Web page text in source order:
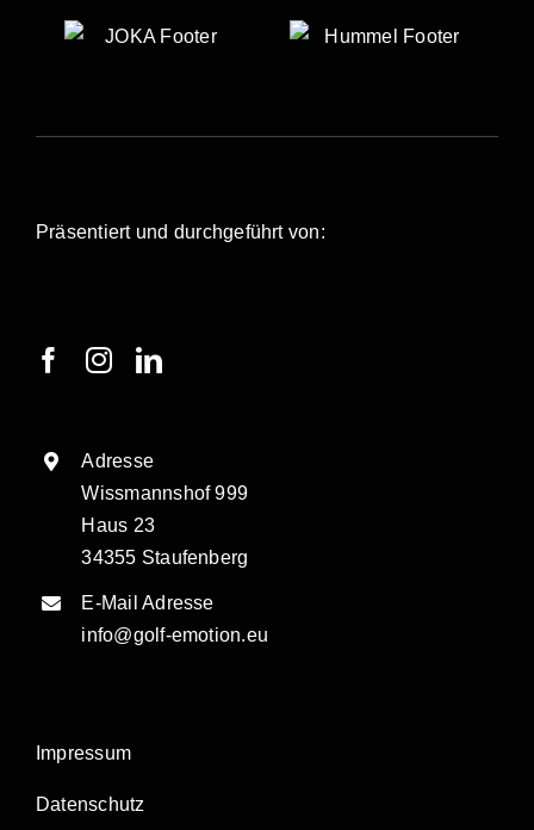
Präsentiert und durchgeführt von:
Adresse
Wissmannshof 999
Haus 23
34355 Staufenberg
E-Mail Adresse
info@golf-emotion.eu
Impressum
Datenschutz